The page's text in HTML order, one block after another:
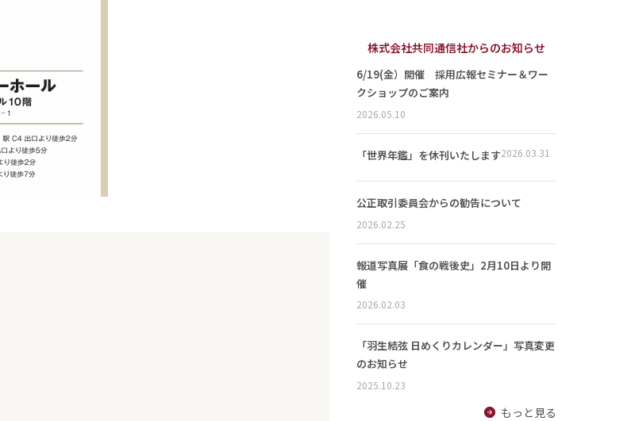
株式会社共同通信社からのお知らせ
6/19(金）開催 採用広報セミナー＆ワー
クショップのご案内
2026.05.10
「世界年鑑」を休刊いたします2026.03.31
公正取引委員会からの勧告について
2026.02.25
報道写真展「食の戦後史」2月10日より開
催
2026.02.03
「羽生結弦 日めくりカレンダー」写真変更
のお知らせ
2025.10.23
もっと見る